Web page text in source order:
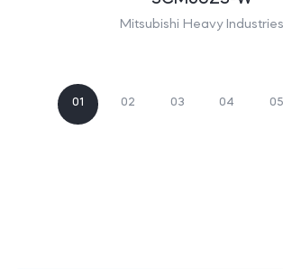
Mitsubishi Heavy Industries
01 02 03 04 05